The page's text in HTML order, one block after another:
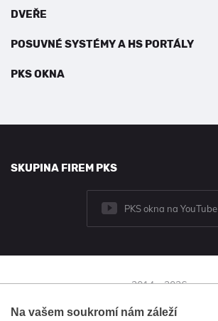
DVEŘE
POSUVNÉ SYSTÉMY A HS PORTÁLY
PKS OKNA
SKUPINA FIREM PKS
PKS okna na YouTube
2014 - 2026
Na vašem soukromí nám záleží